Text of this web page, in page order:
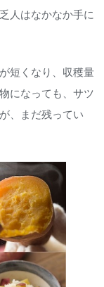
人はなかなか手に
短くなり、収穫量
になっても、サツ
、まだ残ってい